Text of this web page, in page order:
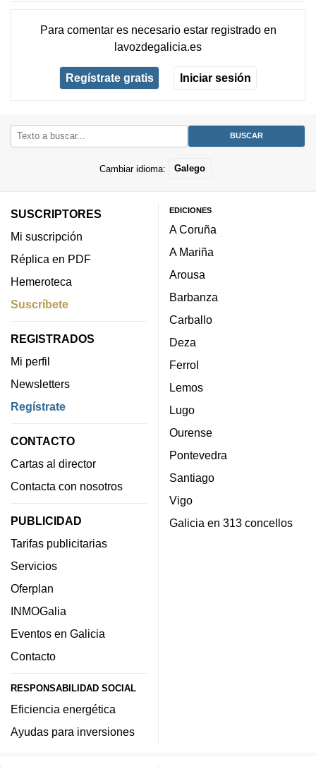
Para comentar es necesario estar registradoen
lavozdegalicia.es
Regístrate gratis Iniciar sesión
Cambiar idioma: Galego
SUSCRIPTORES
Mi suscripción
Réplica en PDF
Hemeroteca
Suscríbete
REGISTRADOS
Mi perfil
Newsletters
Regístrate
CONTACTO
Cartas al director
Contacta con nosotros
PUBLICIDAD
Tarifas publicitarias
Servicios
Oferplan
INMOGalia
Eventos en Galicia
Contacto
RESPONSABILIDAD SOCIAL
Eficiencia energética
Ayudas para inversiones
EDICIONES
A Coruña
A Mariña
Arousa
Barbanza
Carballo
Deza
Ferrol
Lemos
Lugo
Ourense
Pontevedra
Santiago
Vigo
Galicia en 313 concellos